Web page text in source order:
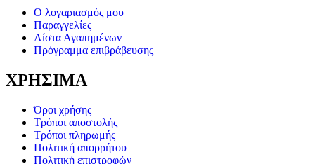
Ο λογαριασμός μου
Παραγγελίες
Λίστα Αγαπημένων
Πρόγραμμα επιβράβευσης
ΧΡΗΣΙΜΑ
Όροι χρήσης
Τρόποι αποστολής
Τρόποι πληρωμής
Πολιτική απορρήτου
Πολιτική επιστροφών